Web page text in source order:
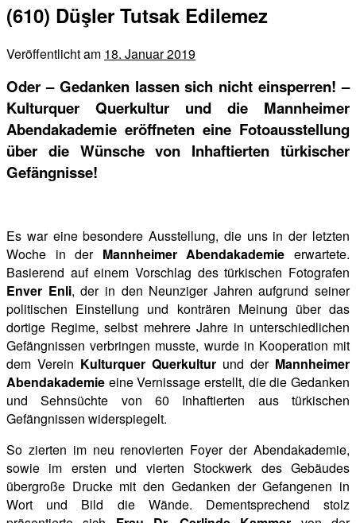
(610) Düşler Tutsak Edilemez
Veröffentlicht am 18. Januar 2019
Oder – Gedanken lassen sich nicht einsperren! –
Kulturquer Querkultur und die Mannheimer
Abendakademie eröffneten eine Fotoausstellung
über die Wünsche von Inhaftierten türkischer
Gefängnisse!
Es war eine besondere Ausstellung, die uns in der letzten
Woche in der Mannheimer Abendakademie erwartete.
Basierend auf einem Vorschlag des türkischen Fotografen
Enver Enli, der in den Neunziger Jahren aufgrund seiner
politischen Einstellung und konträren Meinung über das
dortige Regime, selbst mehrere Jahre in unterschiedlichen
Gefängnissen verbringen musste, wurde in Kooperation mit
dem Verein Kulturquer Querkultur und der Mannheimer
Abendakademie eine Vernissage erstellt, die die Gedanken
und Sehnsüchte von 60 Inhaftierten aus türkischen
Gefängnissen widerspiegelt.
So zierten im neu renovierten Foyer der Abendakademie,
sowie im ersten und vierten Stockwerk des Gebäudes
übergroße Drucke mit den Gedanken der Gefangenen in
Wort und Bild die Wände. Dementsprechend stolz